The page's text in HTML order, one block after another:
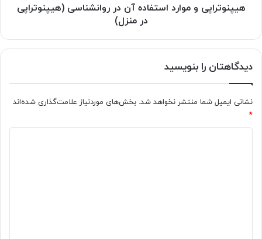
منزل)
هیپنوتراپی و موارد استفاده آن در روانشناسی (هیپنوتراپی
در منزل)
دیدگاهتان را بنویسید
نشانی ایمیل شما منتشر نخواهد شد. بخش‌های موردنیاز علامت‌گذاری شده‌اند
*